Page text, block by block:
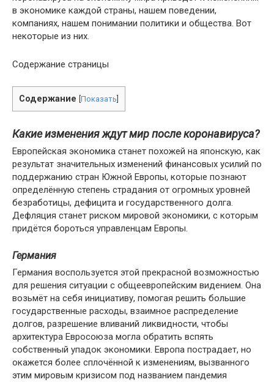
в экономике каждой страны, нашем поведении,
компаниях, нашем понимании политики и общества. Вот
некоторые из них.
Содержание страницы
Содержание Показать
Какие изменения ждут мир после коронавируса?
Европейская экономика станет похожей на японскую, как
результат значительных изменений финансовых усилий по
поддержанию стран Южной Европы, которые познают
определённую степень страдания от огромных уровней
безработицы, дефицита и государственного долга.
Дефляция станет риском мировой экономики, с которым
придётся бороться управленцам Европы.
Германия
Германия воспользуется этой прекрасной возможностью
для решения ситуации с общеевропейским видением. Она
возьмёт на себя инициативу, помогая решить большие
государственные расходы, взаимное распределение
долгов, разрешение вливаний ликвидности, чтобы
архитектура Евросоюза могла обратить вспять
собственный упадок экономики. Европа пострадает, но
окажется более сплочённой к изменениям, вызванного
этим мировым кризисом под названием пандемия